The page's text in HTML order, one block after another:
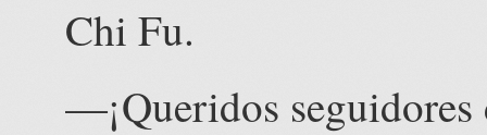
Chi Fu.
—¡Queridos